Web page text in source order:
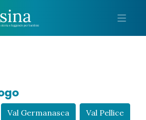
Val Germanasca Val Pellice